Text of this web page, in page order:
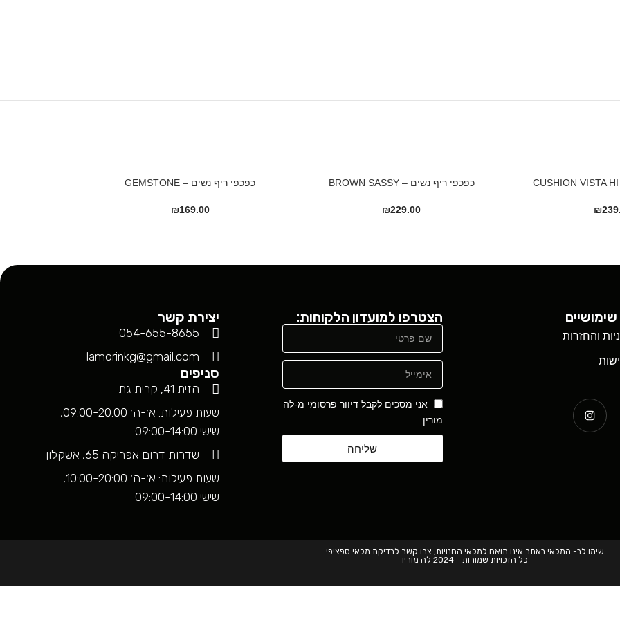
₪
כפכפי ריף נשים – BROWN SASSY
₪229.00
כפכפי ריף נשים – GEMSTONE
₪169.00
והחזרות
הצטרפו למועדון הלקוחות:
אני מסכים לקבל דיוור פרסומי מ-לה
מורין
שליחה
יצירת קשר
054-655-8655
lamorinkg@gmail.com
סניפים
הזית 41, קרית גת
שעות פעילות: א׳-ה׳ 09:00-20:00,
שישי 09:00-14:00
שדרות דרום אפריקה 65, אשקלון
שעות פעילות: א׳-ה׳ 10:00-20:00,
שישי 09:00-14:00
שימו לב- המלאי באתר אינו תואם למלאי החנויות, צרו קשר לבדיקת מלאי ספציפי
כל הזכויות שמורות - 2024 לה מורין